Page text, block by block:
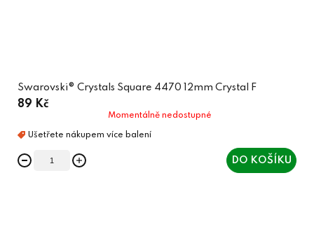
Swarovski® Crystals Square 4470 12mm Crystal F
89 Kč
Momentálně nedostupné
DO KOŠÍKU